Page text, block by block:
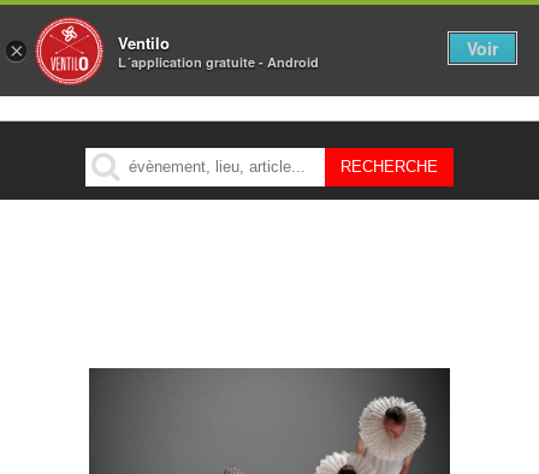
MENU
× Ventilo
L´application gratuite - Android
Voir